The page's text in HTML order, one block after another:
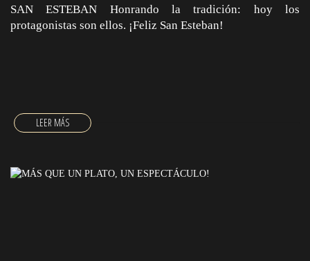
SAN ESTEBAN Honrando la tradición: hoy los
protagonistas son ellos. ¡Feliz San Esteban!